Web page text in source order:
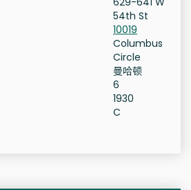
54th St
10019
Columbus
Circle
曼哈顿
6
1930
C